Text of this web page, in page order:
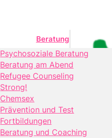
Beratung
Psychosoziale Beratung
Beratung am Abend
Refugee Counseling
Strong!
Chemsex
Prävention und Test
Fortbildungen
Beratung und Coaching